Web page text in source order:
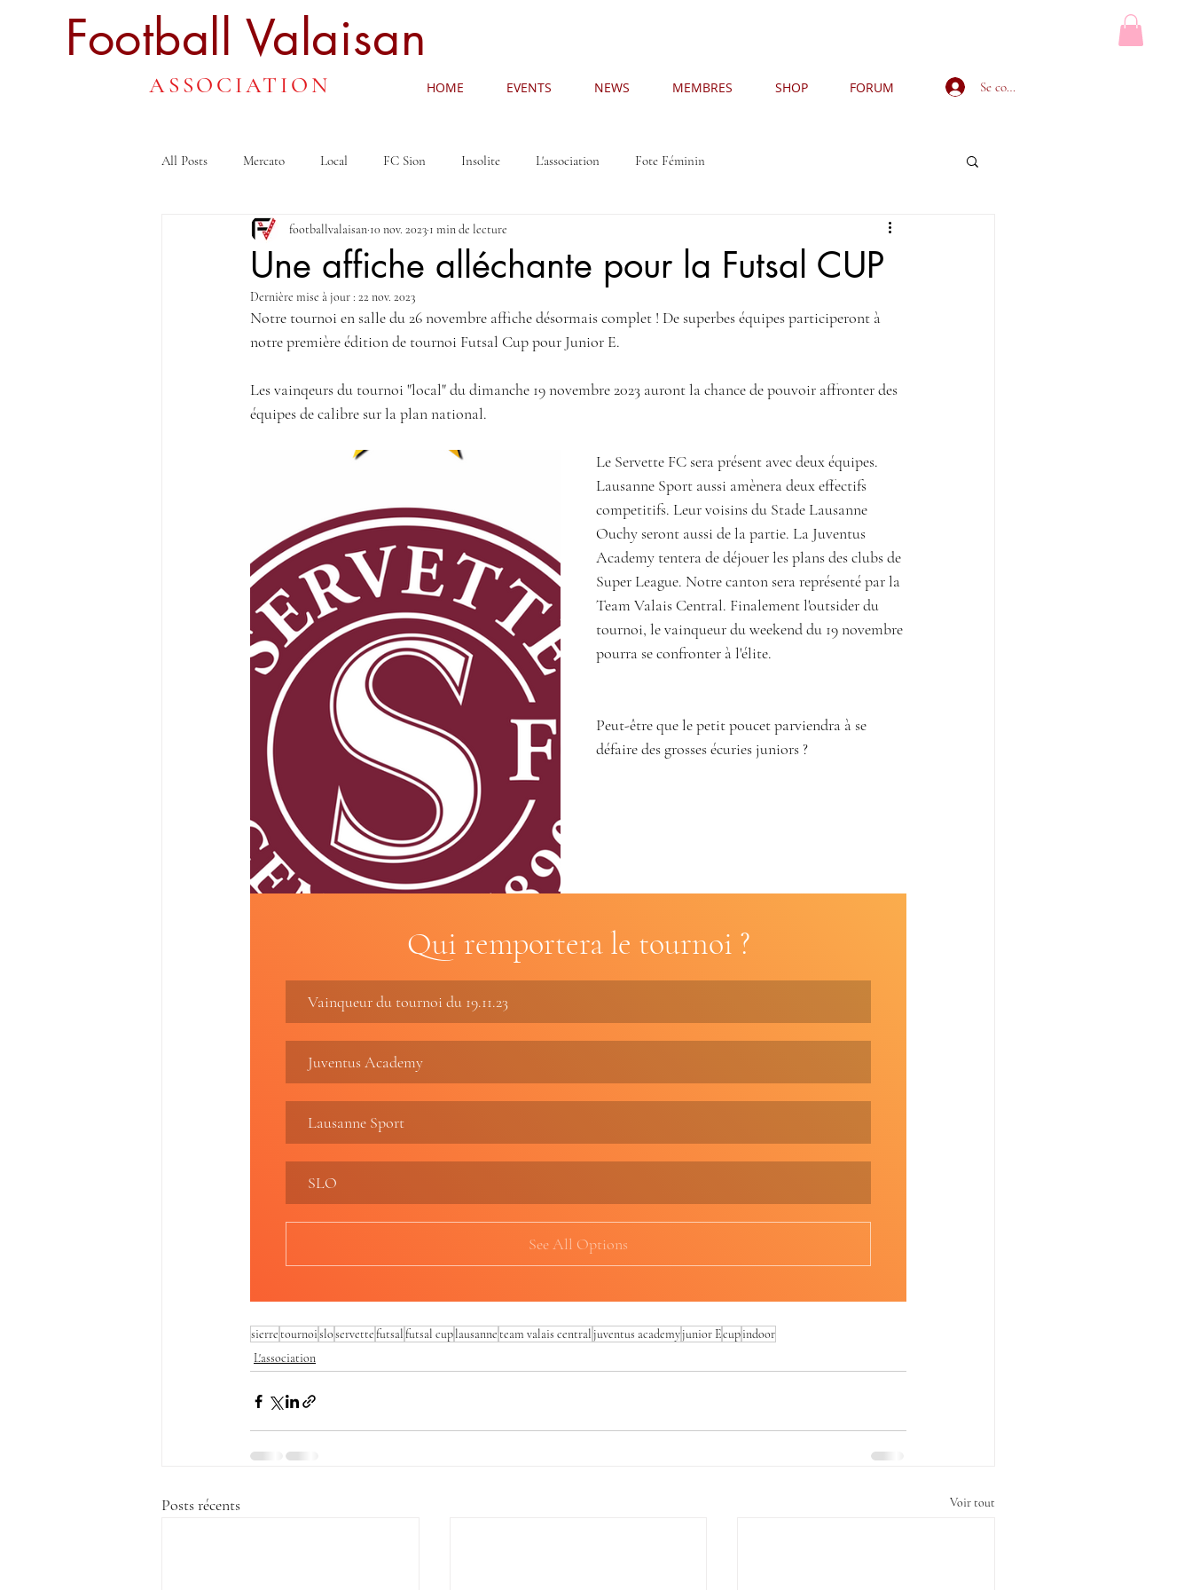
Football Valaisan
ASSOCIATION HOME EVENTS NEWS MEMBRES SHOP FORUM Se connecter
All Posts Mercato Local FC Sion Insolite L'association Fote Féminin
Une affiche alléchante pour la Futsal CUP
footballvalaisan 10 nov. 2023 1 min de lecture
Dernière mise à jour : 22 nov. 2023
Notre tournoi en salle du 26 novembre affiche désormais complet ! De superbes équipes participeront à
notre première édition de tournoi Futsal Cup pour Junior E.
Les vainqeurs du tournoi "local" du dimanche 19 novembre 2023 auront la chance de pouvoir affronter des
équipes de calibre sur la plan national.
Le Servette FC sera présent avec deux équipes.
Lausanne Sport aussi amènera deux effectifs
competitifs. Leur voisins du Stade Lausanne
Ouchy seront aussi de la partie. La Juventus
Academy tentera de déjouer les plans des clubs de
Super League. Notre canton sera représenté par la
Team Valais Central. Finalement l'outsider du
tournoi, le vainqueur du weekend du 19 novembre
pourra se confronter à l'élite.
Peut-être que le petit poucet parviendra à se
défaire des grosses écuries juniors ?
Qui remportera le tournoi ?
Vainqueur du tournoi du 19.11.23
Juventus Academy
Lausanne Sport
SLO
See All Options
sierretournoisloservettefutsalfutsal cuplausanneteam valais centraljuventus academyjunior Ecupindoor
L'association
Posts récents Voir tout